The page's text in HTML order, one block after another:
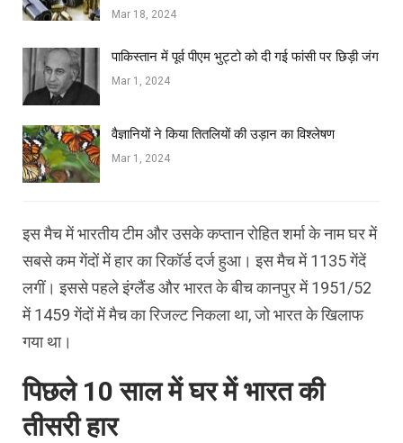
Mar 18, 2024
पाकिस्तान में पूर्व पीएम भुट्टो को दी गई फांसी पर छिड़ी जंग
Mar 1, 2024
वैज्ञानियों ने किया तितलियों की उड़ान का विश्लेषण
Mar 1, 2024
इस मैच में भारतीय टीम और उसके कप्तान रोहित शर्मा के नाम घर में
सबसे कम गेंदों में हार का रिकॉर्ड दर्ज हुआ। इस मैच में 1135 गेंदें
लगीं। इससे पहले इंग्लैंड और भारत के बीच कानपुर में 1951/52
में 1459 गेंदों में मैच का रिजल्ट निकला था, जो भारत के खिलाफ
गया था।
पिछले 10 साल में घर में भारत की
तीसरी हार